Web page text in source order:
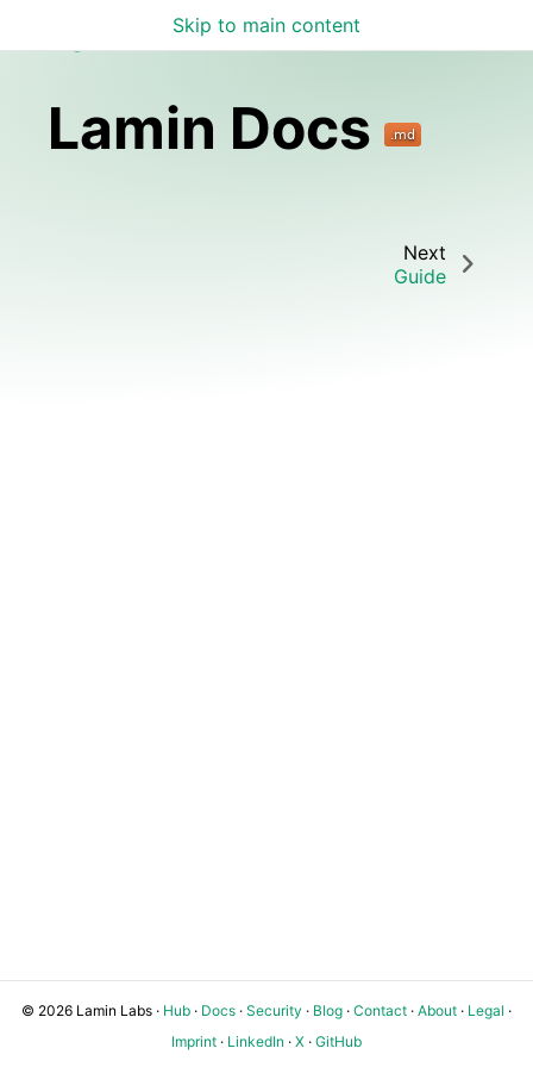
Skip to main content
Lamin Docs
Lamin Docs
Next
Guide
© 2026 Lamin Labs · Hub · Docs · Security · Blog · Contact · About · Legal ·
Imprint · LinkedIn · X · GitHub